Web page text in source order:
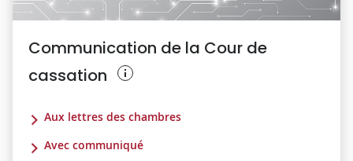
Communication de la Cour de
cassation
Aux lettres des chambres
Avec communiqué